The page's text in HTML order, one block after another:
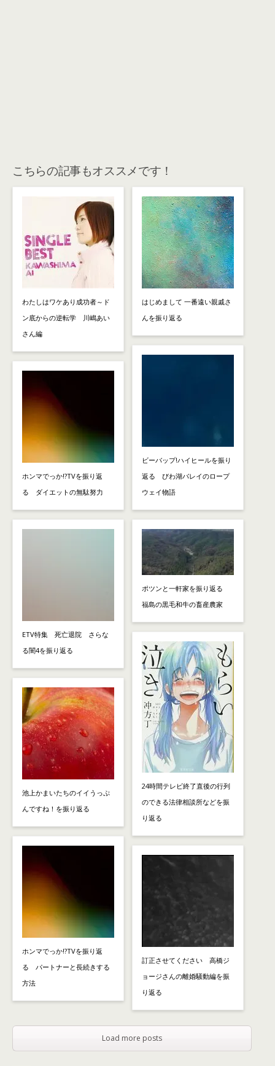
こちらの記事もオススメです！
わたしはワケあり成功者～ド
ン底からの逆転学 川嶋あい
さん編
ホンマでっか!?TVを振り返
る ダイエットの無駄努力
ETV特集 死亡退院 さらな
る闇4を振り返る
池上かまいたちのイイうっぷ
んですね！を振り返る
ホンマでっか!?TVを振り返
る パートナーと長続きする
方法
はじめまして 一番遠い親戚さ
んを振り返る
ビーバップ!ハイヒールを振り
返る びわ湖バレイのロープ
ウェイ物語
ポツンと一軒家を振り返る
福島の黒毛和牛の畜産農家
24時間テレビ終了直後の行列
のできる法律相談所などを振
り返る
訂正させてください 高橋ジ
ョージさんの離婚騒動編を振
り返る
Load more posts